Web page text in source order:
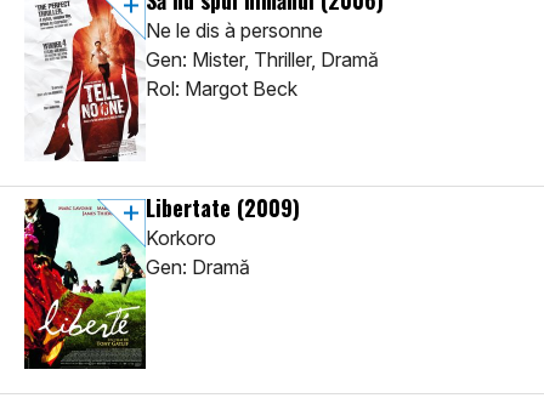
Ne le dis à personne
Gen: Mister, Thriller, Dramă
Rol: Margot Beck
Libertate (2009)
Korkoro
Gen: Dramă